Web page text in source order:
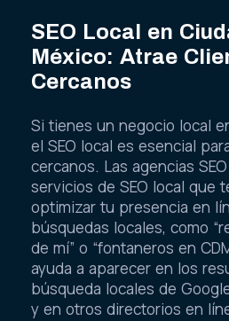
SEO Local en
México: Atrae
Cercanos
Si tienes un negocio local
el SEO local es esencial
cercanos. Las agencias
servicios de SEO local que
optimizar tu presencia en
búsquedas locales, como
de mí” o “fontaneros en
ayuda a aparecer en los
búsqueda locales de
y en otros directorios en